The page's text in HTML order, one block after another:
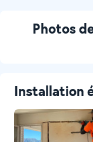
Photos
Installation